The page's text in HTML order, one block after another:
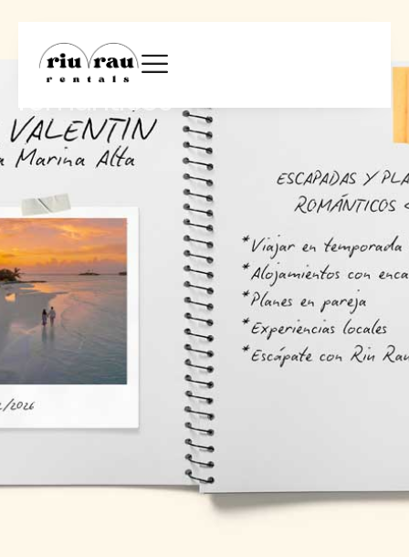
San Valentín en la Marina
Alta: escapadas y planes
románticos